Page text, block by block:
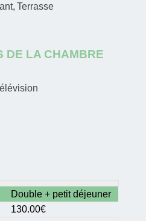
Terrasse
DE LA CHAMBRE
Double + petit déjeuner
130.00€